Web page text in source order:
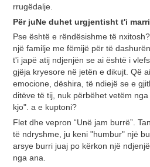
rrugëdalje.
Për juNe duhet urgjentisht t'i
Pse është e rëndësishme të
një familje me fëmijë për të
t'i japë atij ndjenjën se ai është i
gjëja kryesore në jetën e dikujt. Që
emocione, dëshira, të ndiejë se e
ditëve të tij, nuk përbëhet vetëm
kjo". a e kuptoni?
Flet dhe vepron “Unë jam burrë”.
të ndryshme, ju keni "humbur" një
arsye burri juaj po kërkon një
nga ana.